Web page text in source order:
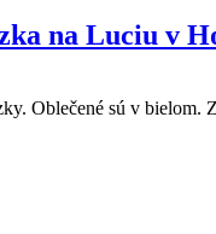
na Luciu v
Oblečené sú v bielom.